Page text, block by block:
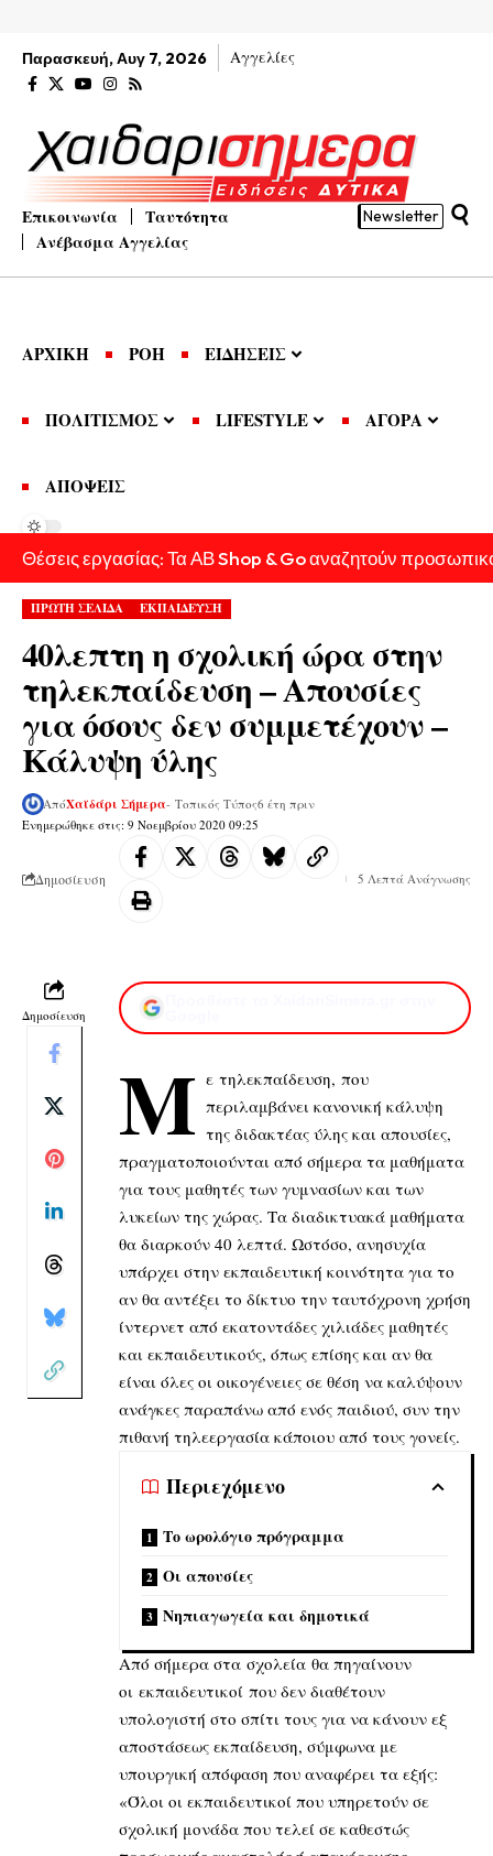
Παρασκευή, Αυγ 7, 2026 Αγγελίες
Επικοινωνία
Ταυτότητα
Ανέβασμα Αγγελίας
Newsletter
ΑΡΧΙΚΗ ΡΟΗ ΕΙΔΗΣΕΙΣ
ΠΟΛΙΤΙΣΜΟΣ LIFESTYLE ΑΓΟΡΑ
ΑΠΟΨΕΙΣ
Θέσεις εργασίας: Τα ΑΒ Shop & Go αναζητούν
ΠΡΩΤΗ ΣΕΛΙΔΑ ΕΚΠΑΙΔΕΥΣΗ
40λεπτη η σχολική ώρα στην
τηλεκπαίδευση – Απουσίες
για όσους δεν συμμετέχουν –
Κάλυψη ύλης
Ενημερώθηκε στις: 9 Νοεμβρίου 2020 09:25
ΑπόΧαϊδάρι Σήμερα- Τοπικός Τύπος6 έτη πριν
Δημοσίευση 5 Λεπτά Ανάγνωσης
Δημοσίευση
Μ ε τηλεκπαίδευση, που
περιλαμβάνει κανονική κάλυψη
της διδακτέας ύλης και απουσίες,
πραγματοποιούνται από σήμερα τα μαθήματα
για τους μαθητές των γυμνασίων και των
λυκείων της χώρας. Τα διαδικτυακά μαθήματα
θα διαρκούν 40 λεπτά. Ωστόσο, ανησυχία
υπάρχει στην εκπαιδευτική κοινότητα για το
αν θα αντέξει το δίκτυο την ταυτόχρονη χρήση
ίντερνετ από εκατοντάδες χιλιάδες μαθητές
και εκπαιδευτικούς, όπως επίσης και αν θα
είναι όλες οι οικογένειες σε θέση να καλύψουν
ανάγκες παραπάνω από ενός παιδιού, συν την
πιθανή τηλεεργασία κάποιου από τους γονείς.
Περιεχόμενο
Το ωρολόγιο πρόγραμμα
Οι απουσίες
Νηπιαγωγεία και δημοτικά
Από σήμερα στα σχολεία θα πηγαίνουν
οι εκπαιδευτικοί που δεν διαθέτουν
υπολογιστή στο σπίτι τους για να κάνουν εξ
αποστάσεως εκπαίδευση, σύμφωνα με
υπουργική απόφαση που αναφέρει τα εξής:
«Όλοι οι εκπαιδευτικοί που υπηρετούν σε
σχολική μονάδα που τελεί σε καθεστώς